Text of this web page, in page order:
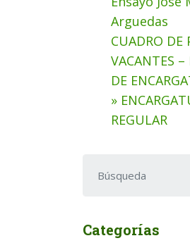
Arguedas
CUADRO DE
VACANTES –
DE
»
REGULAR
Categorías